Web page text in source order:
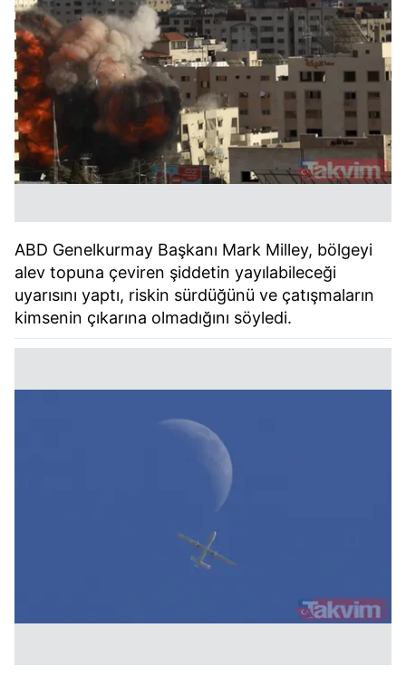
ABD Genelkurmay Başkanı Mark Milley, bölgeyi
alev topuna çeviren şiddetin yayılabileceği
uyarısını yaptı, riskin sürdüğünü ve çatışmaların
kimsenin çıkarına olmadığını söyledi.